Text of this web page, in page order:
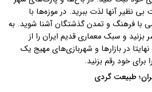
بی نظیر آنها لذت ببرید. در موزه‌ها با
با فرهنگ و تمدن گذشتگان آشنا شوید. به
و سبک معماری قدیم ایران را از
در بازارها و شهربازی‌های مهیج یک
خود رقم بزنید.
طبیعت گردی